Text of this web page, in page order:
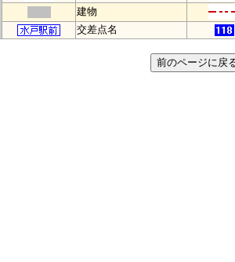
建物
交差点名